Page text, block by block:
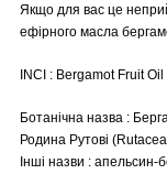
Якщо для вас це
ефірного масла
INCI : Bergamot Fruit Oil
Ботанічна назва :
Родина Рутові
Інші назви :